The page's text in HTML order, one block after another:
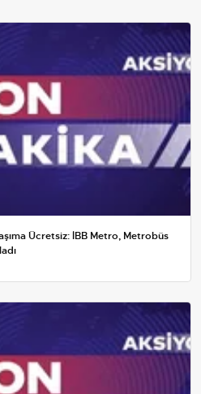
Ücretsiz: İBB Metro, Metrobüs